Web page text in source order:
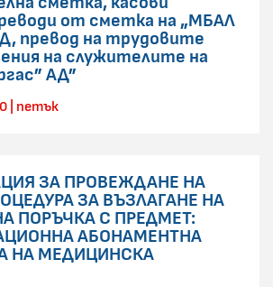
от сметка на „МБАЛ
превод на трудовите
на служителите на
АД”
| петък
ЗА ПРОВЕЖДАНЕ НА
ЗА ВЪЗЛАГАНЕ НА
ПОРЪЧКА С ПРЕДМЕТ:
АБОНАМЕНТНА
НА МЕДИЦИНСКА